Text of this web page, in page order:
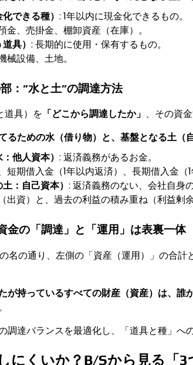
できる種） : 1年以内に現金化できるもの。
金、売掛金、棚卸資産（在庫）。
具） : 長期的に使用・保有するもの。
械設備、土地。
：”水と土”の調達方法
道具）を 「どこから調達したか」 、その資
るための水（借り物）と、基盤となる土（
他人資本） : 返済義務があるお金。
短期借入金（1年以内返済）、長期借入金（1
：自己資本） : 返済義務のない、会社自身の
出資）と、過去の利益の積み重ね（利益剰余
金の「調達」と「運用」は表裏一体
の通り、左側の「資産（運用）」の合計
が持っているすべての財産（資産）は、
調達バランスを最適化し、「道具と種」へ
にくいか？B/Sから見る「3